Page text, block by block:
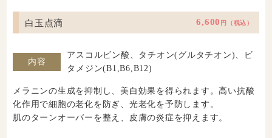
白玉点滴 6,600 円（税込）
内容
アスコルビン酸、タチオン(グルタチオン)、ビ
タメジン(B1,B6,B12)
メラニンの生成を抑制し、美白効果を得られます。高い抗酸
化作用で細胞の老化を防ぎ、光老化を予防します。
肌のターンオーバーを整え、皮膚の炎症を抑えます。